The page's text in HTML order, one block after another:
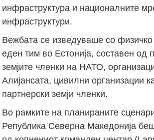
инфраструктура и националните
инфраструктури.
Вежбата се изведуваше со физичко
еден тим во Естонија, составен од
земјите членки на НАТО,
Алијансата, цивилни организации
партнерски земји членки.
Во рамките на планираните
Република Северна Македонија